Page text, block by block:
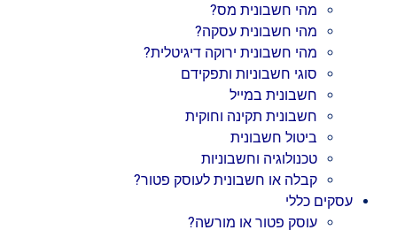
מהי חשבונית מס?
מהי חשבונית עסקה?
מהי חשבונית ירוקה דיגיטלית?
סוגי חשבוניות ותפקידם
חשבונית במייל
חשבונית תקינה וחוקית
ביטול חשבונית
טכנולוגיה וחשבוניות
קבלה או חשבונית לעוסק פטור?
עסקים כללי
עוסק פטור או מורשה?